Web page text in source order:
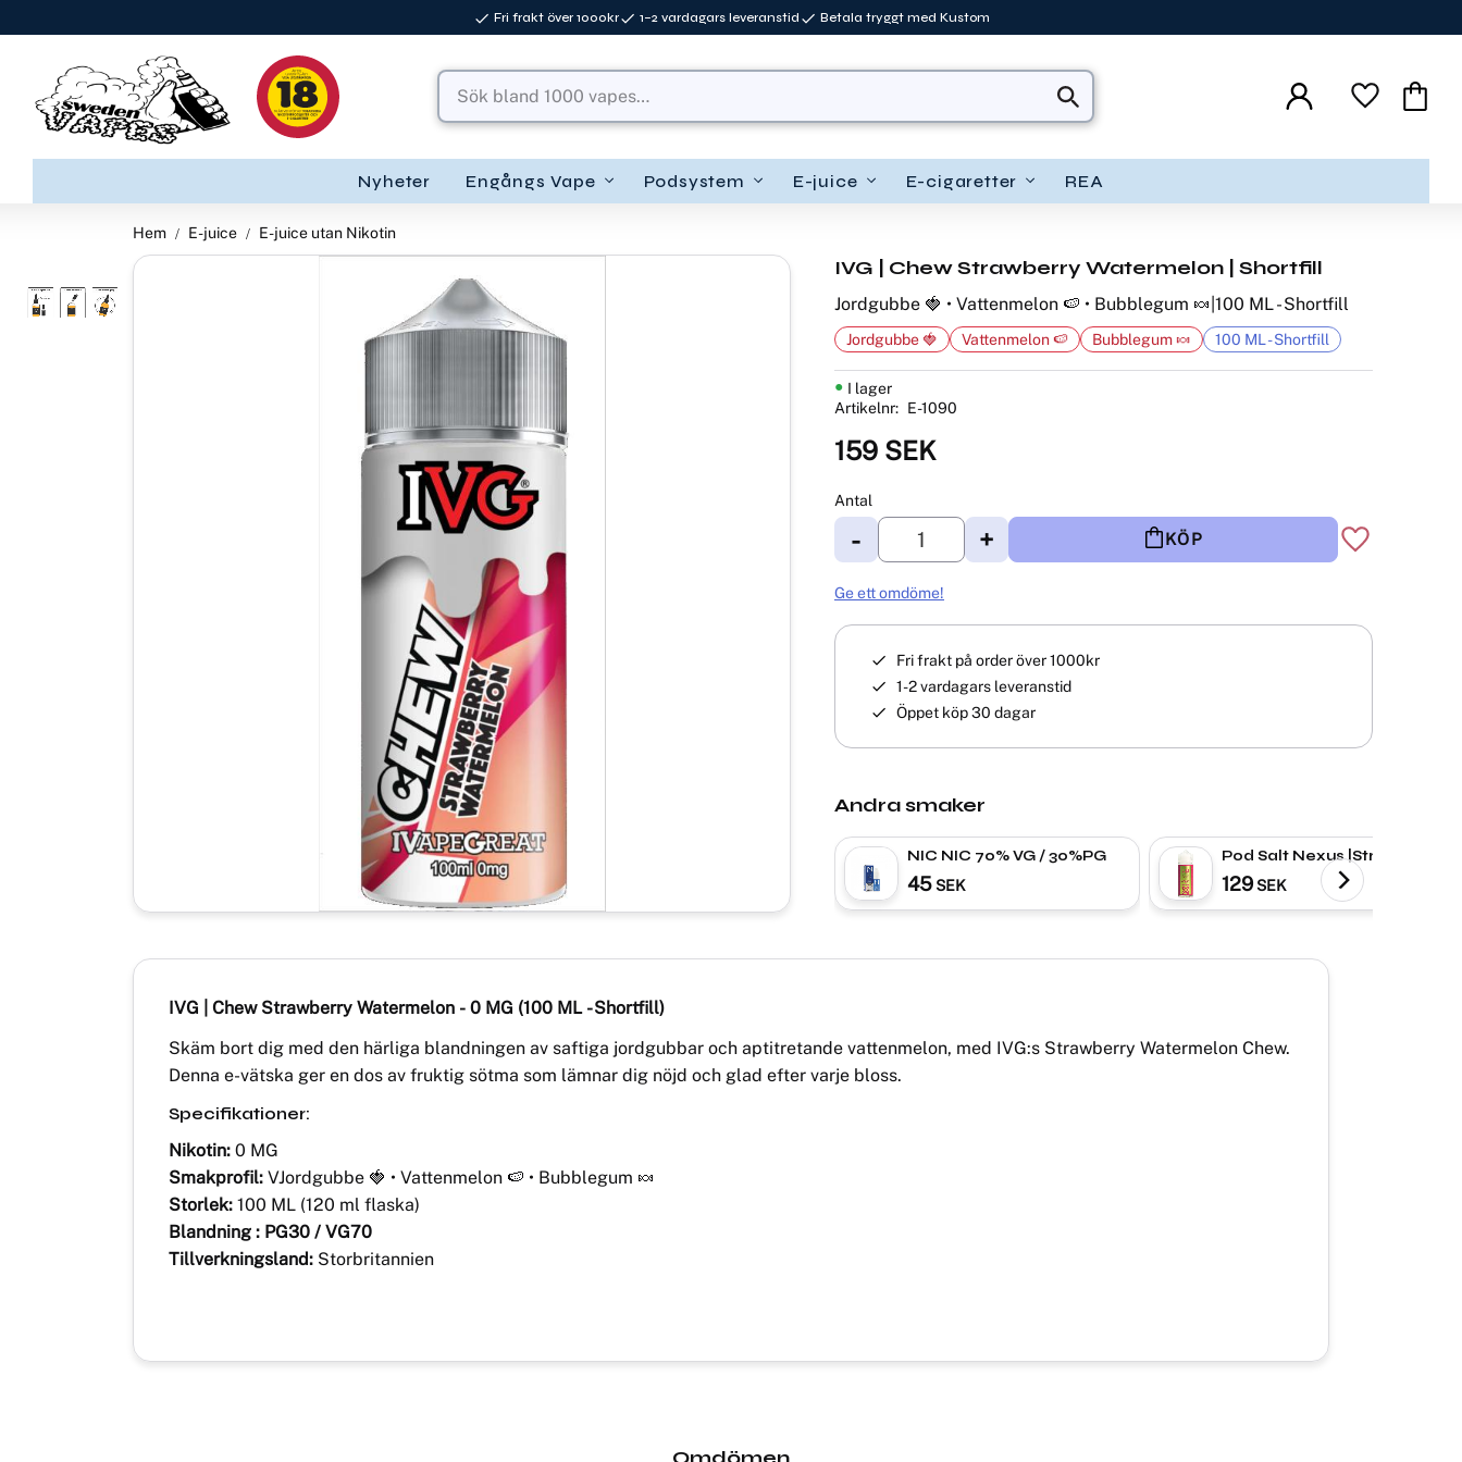
Fri frakt över 1000kr 1–2 vardagars leveranstid Betala tryggt med Kustom
Favoriter
Nyheter Engångs Vape Podsystem E-juice E-cigaretter REA
Hem E-juice E-juice utan Nikotin
IVG | Chew Strawberry Watermelon | Shortfill
Jordgubbe 🍓 • Vattenmelon 🍉 • Bubblegum 🍬|100 ML - Shortfill
159 SEK
Antal
+
- KÖP
Lägg till i
I lager
Artikelnr
E-1090
Jordgubbe 🍓 Vattenmelon 🍉 Bubblegum 🍬 100 ML - Shortfill
Ge ett omdöme!
Fri frakt på order över 1000kr
1-2 vardagars leveranstid
Öppet köp 30 dagar
Andra smaker
NIC NIC 70% VG / 30%PG
45SEK
Pod Salt Nexus |Strawberry
Watermelon Kiwi | Shortfill
129SEK
IVG | Chew Strawberry Watermelon - 0 MG (100 ML - Shortfill)
Skäm bort dig med den härliga blandningen av saftiga jordgubbar och aptitretande vattenmelon, med IVG:s Strawberry Watermelon Chew.
Denna e-vätska ger en dos av fruktig sötma som lämnar dig nöjd och glad efter varje bloss.
Specifikationer:
Nikotin: 0 MG
Smakprofil: VJordgubbe 🍓 • Vattenmelon 🍉 • Bubblegum 🍬
Storlek: 100 ML (120 ml flaska)
Blandning : PG30 / VG70
Tillverkningsland: Storbritannien